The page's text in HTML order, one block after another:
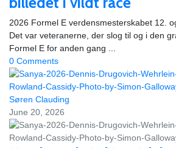
2026 Formel E verdensmesterskabet 12.
Det var veteranerne, der slog til og i den
Formel E for anden gang ...
0 Comments
Søren Clauding
June 20, 2026